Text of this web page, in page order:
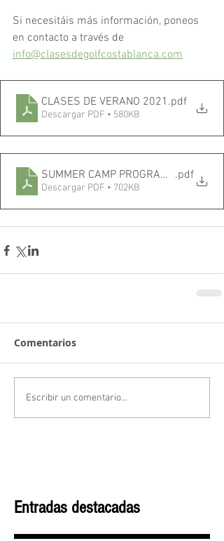
Si necesitáis más información, poneos
en contacto a través de
info@clasesdegolfcostablanca.com
CLASES DE VERANO 2021 .pdf
Descargar PDF • 580KB
SUMMER CAMP PROGRAMA 2021
.pdf
Descargar PDF • 702KB
Comentarios
Escribir un comentario...
Entradas destacadas